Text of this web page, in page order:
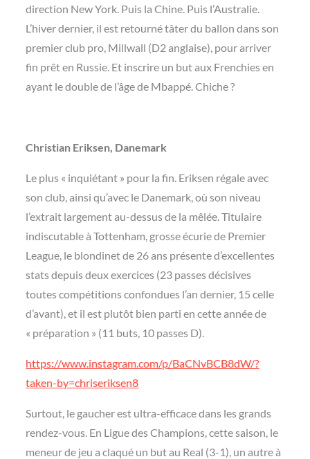
direction New York. Puis la Chine. Puis l’Australie.
L’hiver dernier, il est retourné tâter du ballon dans son
premier club pro, Millwall (D2 anglaise), pour arriver
fin prêt en Russie. Et inscrire un but aux Frenchies en
ayant le double de l’âge de Mbappé. Chiche ?
Christian Eriksen, Danemark
Le plus « inquiétant » pour la fin. Eriksen régale avec
son club, ainsi qu’avec le Danemark, où son niveau
l’extrait largement au-dessus de la mêlée. Titulaire
indiscutable à Tottenham, grosse écurie de Premier
League, le blondinet de 26 ans présente d’excellentes
stats depuis deux exercices (23 passes décisives
toutes compétitions confondues l’an dernier, 15 celle
d’avant), et il est plutôt bien parti en cette année de
« préparation » (11 buts, 10 passes D).
https://www.instagram.com/p/BaCNvBCB8dW/?
taken-by=chriseriksen8
Surtout, le gaucher est ultra-efficace dans les grands
rendez-vous. En Ligue des Champions, cette saison, le
meneur de jeu a claqué un but au Real (3-1), un autre à